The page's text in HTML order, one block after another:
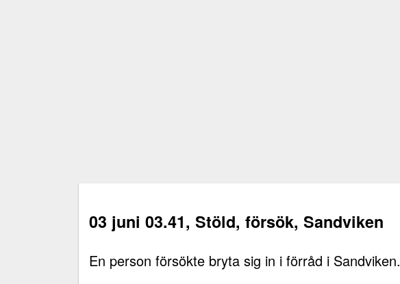
03 juni 03.41, Stöld, försök, Sandviken
En person försökte bryta sig in i förråd i Sandviken.